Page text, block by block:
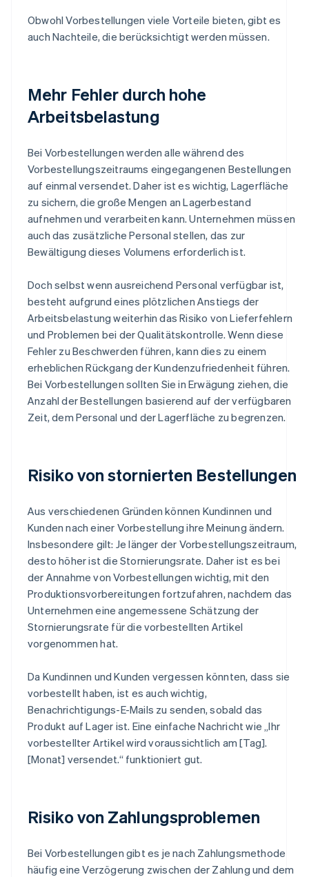
Obwohl Vorbestellungen viele Vorteile bieten, gibt es
auch Nachteile, die berücksichtigt werden müssen.
Mehr Fehler durch hohe
Arbeitsbelastung
Bei Vorbestellungen werden alle während des
Vorbestellungszeitraums eingegangenen Bestellungen
auf einmal versendet. Daher ist es wichtig, Lagerfläche
zu sichern, die große Mengen an Lagerbestand
aufnehmen und verarbeiten kann. Unternehmen müssen
auch das zusätzliche Personal stellen, das zur
Bewältigung dieses Volumens erforderlich ist.
Doch selbst wenn ausreichend Personal verfügbar ist,
besteht aufgrund eines plötzlichen Anstiegs der
Arbeitsbelastung weiterhin das Risiko von Lieferfehlern
und Problemen bei der Qualitätskontrolle. Wenn diese
Fehler zu Beschwerden führen, kann dies zu einem
erheblichen Rückgang der Kundenzufriedenheit führen.
Bei Vorbestellungen sollten Sie in Erwägung ziehen, die
Anzahl der Bestellungen basierend auf der verfügbaren
Zeit, dem Personal und der Lagerfläche zu begrenzen.
Risiko von stornierten Bestellungen
Aus verschiedenen Gründen können Kundinnen und
Kunden nach einer Vorbestellung ihre Meinung ändern.
Insbesondere gilt: Je länger der Vorbestellungszeitraum,
desto höher ist die Stornierungsrate. Daher ist es bei
der Annahme von Vorbestellungen wichtig, mit den
Produktionsvorbereitungen fortzufahren, nachdem das
Unternehmen eine angemessene Schätzung der
Stornierungsrate für die vorbestellten Artikel
vorgenommen hat.
Da Kundinnen und Kunden vergessen könnten, dass sie
vorbestellt haben, ist es auch wichtig,
Benachrichtigungs-E-Mails zu senden, sobald das
Produkt auf Lager ist. Eine einfache Nachricht wie „Ihr
vorbestellter Artikel wird voraussichtlich am [Tag].
[Monat] versendet.“ funktioniert gut.
Risiko von Zahlungsproblemen
Bei Vorbestellungen gibt es je nach Zahlungsmethode
häufig eine Verzögerung zwischen der Zahlung und dem